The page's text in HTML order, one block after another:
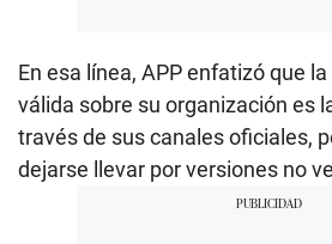
En esa línea, APP enfatizó que
válida sobre su organización es
través de sus canales oficiales,
dejarse llevar por versiones no